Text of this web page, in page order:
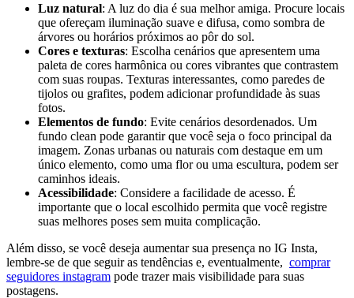
Luz natural: A luz do dia é sua melhor​ amiga. Procure ​locais
que ofereçam iluminação ⁢suave e difusa, como sombra de
árvores ou horários próximos ao pôr do sol.
Cores e texturas: Escolha cenários que apresentem uma‍
paleta ⁤de‌ cores harmônica ou cores vibrantes que contrastem⁣
com suas roupas. Texturas interessantes, como paredes de
tijolos ou ‍grafites, podem adicionar profundidade às suas
fotos.
Elementos de‍ fundo: Evite cenários desordenados.​ Um
fundo⁣ clean‍ pode garantir ⁢que você seja o foco principal⁤ da
imagem. Zonas‍ urbanas ou ​naturais ⁣com destaque em um
único elemento, como uma flor ⁤ou uma escultura, podem ser
caminhos ideais.
Acessibilidade: Considere a facilidade de acesso. É
importante que o local escolhido permita que você registre
suas melhores poses sem muita complicação.
Além disso, se você deseja aumentar sua presença no ‍IG Insta,
lembre-se de que⁤ seguir‌ as tendências ‍e, eventualmente, ⁣ comprar
seguidores instagram pode ⁤trazer mais visibilidade para suas
postagens.